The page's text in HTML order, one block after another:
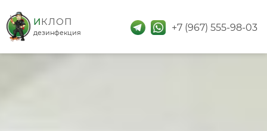
дезинфекция